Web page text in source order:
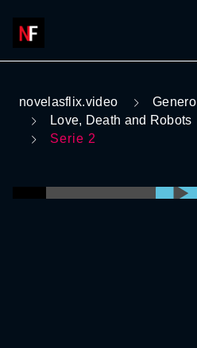
novelasflix.video Genero
Love, Death and Robots
Serie 2